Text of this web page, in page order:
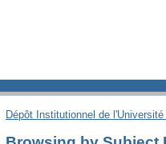
Dépôt Institutionnel de